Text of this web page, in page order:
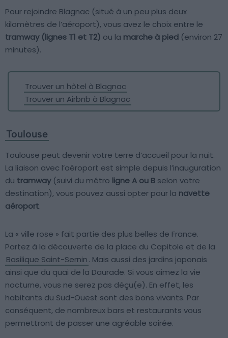
Pour rejoindre Blagnac (situé à un peu plus deux
kilomètres de l’aéroport), vous avez le choix entre le
tramway (lignes T1 et T2) ou la marche à pied (environ 27
minutes).
Trouver un hôtel à Blagnac
Trouver un Airbnb à Blagnac
Toulouse
Toulouse peut devenir votre terre d’accueil pour la nuit.
La liaison avec l’aéroport est simple depuis l’inauguration
du tramway(suivi du métro ligne A ou B selon votre
destination), vous pouvez aussi opter pour la navette
aéroport.
La « ville rose » fait partie des plus belles de France.
Partez à la découverte de la place du Capitole et de la
Basilique Saint-Sernin. Mais aussi des jardins japonais
ainsi que du quai de la Daurade. Si vous aimez la vie
nocturne, vous ne serez pas déçu(e). En effet, les
habitants du Sud-Ouest sont des bons vivants. Par
conséquent, de nombreux bars et restaurants vous
permettront de passer une agréable soirée.